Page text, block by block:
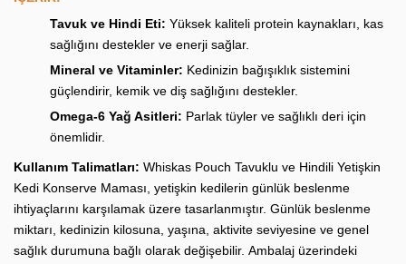
Tavuk ve Hindi Eti: Yüksek kaliteli protein kaynakları, kas
sağlığını destekler ve enerji sağlar.
Mineral ve Vitaminler: Kedinizin bağışıklık sistemini
güçlendirir, kemik ve diş sağlığını destekler.
Omega-6 Yağ Asitleri: Parlak tüyler ve sağlıklı deri için
önemlidir.
Kullanım Talimatları: Whiskas Pouch Tavuklu ve Hindili Yetişkin
Kedi Konserve Maması, yetişkin kedilerin günlük beslenme
ihtiyaçlarını karşılamak üzere tasarlanmıştır. Günlük beslenme
miktarı, kedinizin kilosuna, yaşına aktivite seviyesine ve genel
sağlık durumuna bağlı olarak değişebilir. Ambalaj üzerindeki